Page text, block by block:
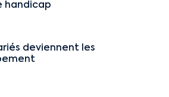
handicap
deviennent les